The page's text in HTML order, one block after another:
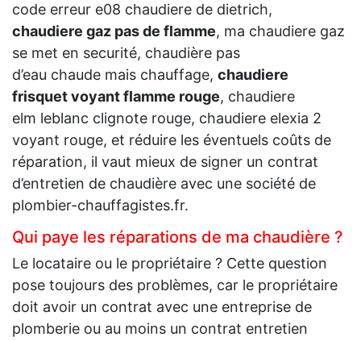
code erreur e08 chaudiere de dietrich,
chaudiere gaz pas de flamme, ma chaudiere gaz
se met en securité, chaudière pas
d’eau chaude mais chauffage, chaudiere
frisquet voyant flamme rouge, chaudiere
elm leblanc clignote rouge, chaudiere elexia 2
voyant rouge, et réduire les éventuels coûts de
réparation, il vaut mieux de signer un contrat
d’entretien de chaudière avec une société de
plombier-chauffagistes.fr.
Qui paye les réparations de ma chaudière ?
Le locataire ou le propriétaire ? Cette question
pose toujours des problèmes, car le propriétaire
doit avoir un contrat avec une entreprise de
plomberie ou au moins un contrat entretien